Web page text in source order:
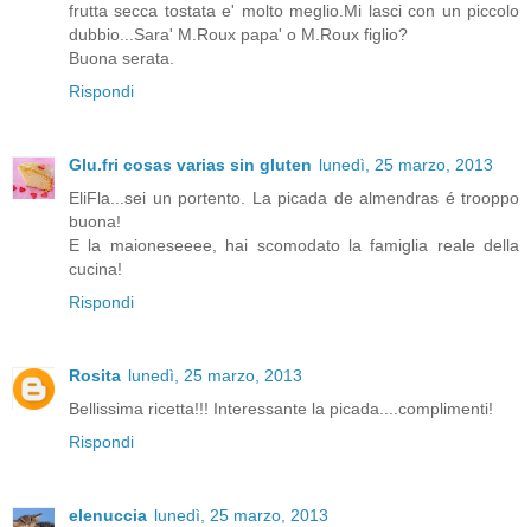
frutta secca tostata e' molto meglio.Mi lasci con un piccolo
dubbio...Sara' M.Roux papa' o M.Roux figlio?
Buona serata.
Rispondi
Glu.fri cosas varias sin gluten lunedì, 25 marzo, 2013
EliFla...sei un portento. La picada de almendras é trooppo
buona!
E la maioneseeee, hai scomodato la famiglia reale della
cucina!
Rispondi
Rosita lunedì, 25 marzo, 2013
Bellissima ricetta!!! Interessante la picada....complimenti!
Rispondi
elenuccia lunedì, 25 marzo, 2013